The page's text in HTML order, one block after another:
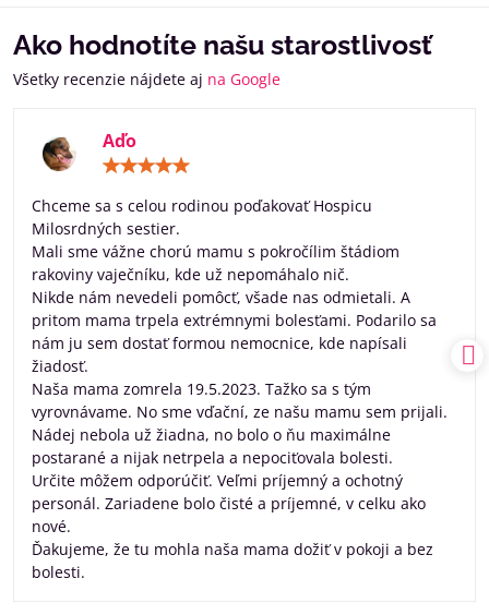
Ako hodnotíte našu starostlivosť
Všetky recenzie nájdete aj na Google
Aďo
5
Chceme sa s celou rodinou poďakovať Hospicu
Milosrdných sestier.
Mali sme vážne chorú mamu s pokročílim štádiom
rakoviny vaječníku, kde už nepomáhalo nič.
Nikde nám nevedeli pomôcť, všade nas odmietali. A
pritom mama trpela extrémnymi bolesťami. Podarilo sa
nám ju sem dostať formou nemocnice, kde napísali
žiadosť.
Naša mama zomrela 19.5.2023. Tažko sa s tým
vyrovnávame. No sme vďační, ze našu mamu sem prijali.
Nádej nebola už žiadna, no bolo o ňu maximálne
postarané a nijak netrpela a nepociťovala bolesti.
Určite môžem odporúčiť. Veľmi príjemný a ochotný
personál. Zariadene bolo čisté a príjemné, v celku ako
nové.
Ďakujeme, že tu mohla naša mama dožiť v pokoji a bez
bolesti.